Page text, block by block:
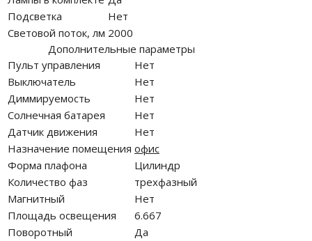
Подсветка
Нет
Световой поток, лм 2000
Дополнительные параметры
Пульт управления
Нет
Выключатель
Нет
Диммируемость
Нет
Солнечная батарея
Нет
Датчик движения
Нет
Назначение помещения офис
Форма плафона
Цилиндр
Количество фаз
трехфазный
Магнитный
Нет
Площадь освещения
6.667
Поворотный
Да